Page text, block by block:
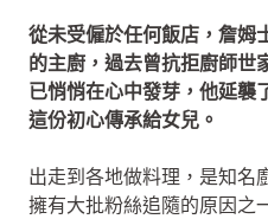
從未受僱於任何飯店，詹姆
的主廚，過去曾抗拒廚師世
已悄悄在心中發芽，他延襲
這份初心傳承給女兒。
出走到各地做料理，是知名
擁有大批粉絲追隨的原因之